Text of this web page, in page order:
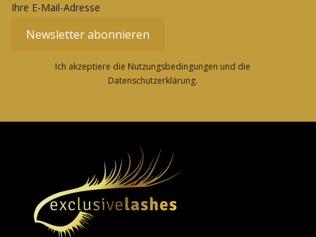
Ihre E-Mail-Adresse
Newsletter abonnieren
Ich akzeptiere die Nutzungsbedingungen und die
Datenschutzerklärung.